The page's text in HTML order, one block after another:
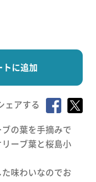
トに追加
ェアする
の葉を手摘みで
ーブ葉と桜島小
味わいなのでお